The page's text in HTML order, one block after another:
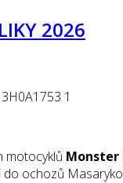
2026
motocyklů Monster
ochozů